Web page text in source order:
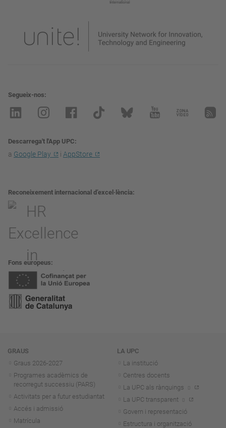
Segueix-nos
Descarrega't l'App UPC
a Google Play i AppStore
Reconeixement internacional d’excel·lència
Fons europeus
Navegació
GRAUS
Graus 2026-2027
Programes acadèmics de
recorregut successiu (PARS)
Activitats per a futur estudiantat
Accés i admissió
Matrícula
LA UPC
La institució
Centres docents
La UPC als rànquings
La UPC transparent
Govern i representació
Estructura i organització